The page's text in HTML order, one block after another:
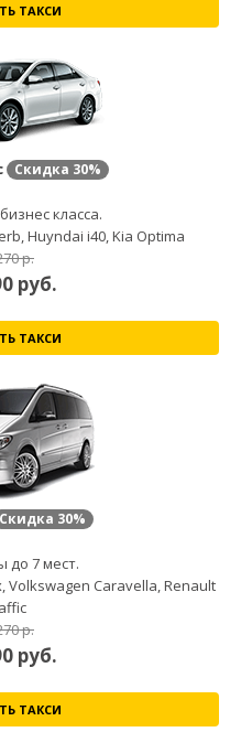
ТАКСИ
Скидка 30%
класса.
Huyndai i40, Kia Optima
р.
руб.
ТАКСИ
Скидка 30%
до 7 мест.
Volkswagen Caravella, Renault
р.
руб.
ТАКСИ